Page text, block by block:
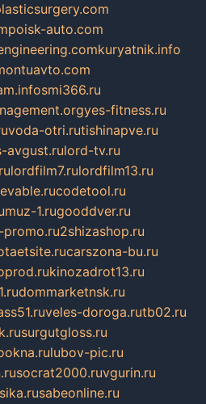
poisk-auto.com
kuryatnik.info
smi366.ru
yes-fitness.ru
voda-otri.rutishinapve.ru
avgust.rulord-tv.ru
lordfilm7.rulordfilm13.ru
codetool.ru
muz-1.rugooddver.ru
2shizashop.ru
carszona-bu.ru
kinozadrot13.ru
dommarketnsk.ru
veles-doroga.rutb02.ru
surgutgloss.ru
lubov-pic.ru
socrat2000.ruvgurin.ru
sabeonline.ru